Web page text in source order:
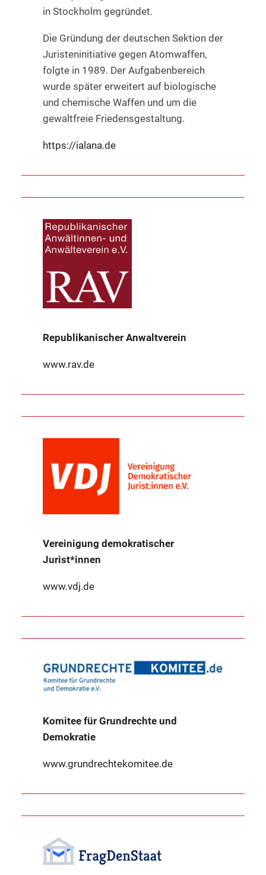
in Stockholm gegründet.
Die Gründung der deutschen Sektion der
Juristeninitiative gegen Atomwaffen,
folgte in 1989. Der Aufgabenbereich
wurde später erweitert auf biologische
und chemische Waffen und um die
gewaltfreie Friedensgestaltung.
https://ialana.de
Republikanischer Anwaltverein
www.rav.de
Vereinigung demokratischer
Jurist*innen
www.vdj.de
Komitee für Grundrechte und
Demokratie
www.grundrechtekomitee.de